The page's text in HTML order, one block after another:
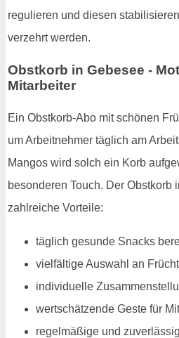
regulieren und diesen
verzehrt werden.
Obstkorb in Gebesee -
Mitarbeiter
Ein Obstkorb-Abo mit schönen
um Arbeitnehmer täglich am
Mangos wird solch ein Korb
besonderen Touch. Der Obstkorb
zahlreiche Vorteile:
täglich gesunde Snacks
vielfältige Auswahl an
individuelle
wertschätzende Geste für
regelmäßige und